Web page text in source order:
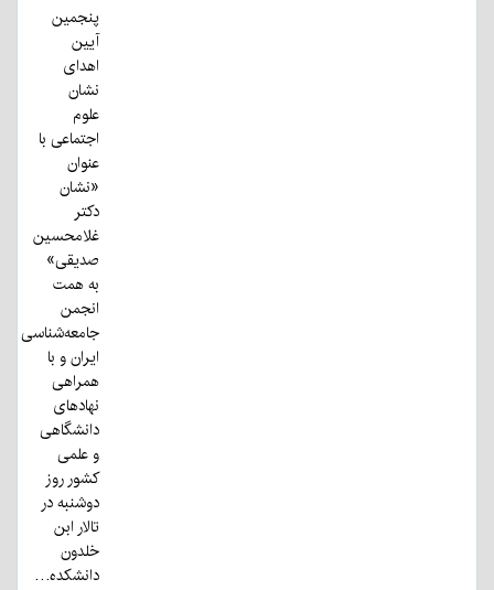
پنجمین
آیین
اهدای
نشان
علوم
اجتماعی با
عنوان
«نشان
دکتر
غلامحسین
صدیقی»
به همت
انجمن
جامعه‌شناسی
ایران و با
همراهی
نهادهای
دانشگاهی
و علمی
کشور روز
دوشنبه در
تالار ابن
خلدون
دانشکده…